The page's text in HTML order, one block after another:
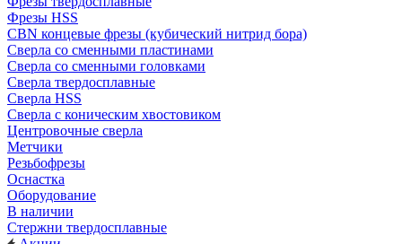
Фрезы HSS
CBN концевые фрезы (кубический нитрид бора)
Сверла со сменными пластинами
Сверла со сменными головками
Сверла твердосплавные
Сверла HSS
Сверла с коническим хвостовиком
Центровочные сверла
Метчики
Резьбофрезы
Оснастка
Оборудование
В наличии
Стержни твердосплавные